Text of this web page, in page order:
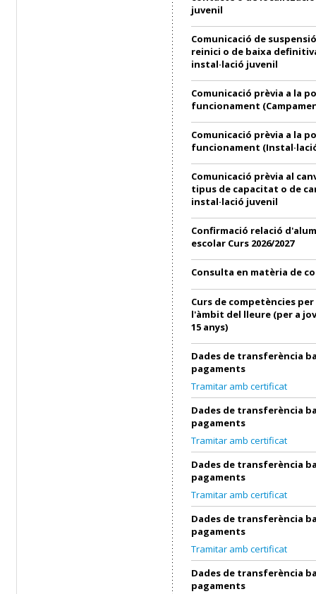
juvenil
Comunicació de
reinici o de baixa
instal·lació juvenil
Comunicació prèvia a la
funcionament
Comunicació prèvia a la
funcionament
Comunicació prèvia al
tipus de capacitat o de
instal·lació juvenil
Confirmació relació
escolar Curs 2026/2027
Consulta en matèria de
Curs de competències
l'àmbit del lleure (per a
15 anys)
Dades de transferència
pagaments
Tramitar amb certificat
Dades de transferència
pagaments
Tramitar amb certificat
Dades de transferència
pagaments
Tramitar amb certificat
Dades de transferència
pagaments
Tramitar amb certificat
Dades de transferència
pagaments